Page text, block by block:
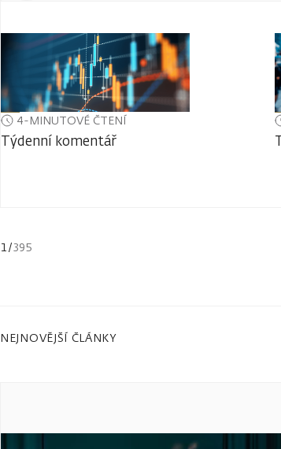
4-MINUTOVÉ ČTENÍ
Týdenní komentář
1 /395
NEJNOVĚJŠÍ ČLÁNKY